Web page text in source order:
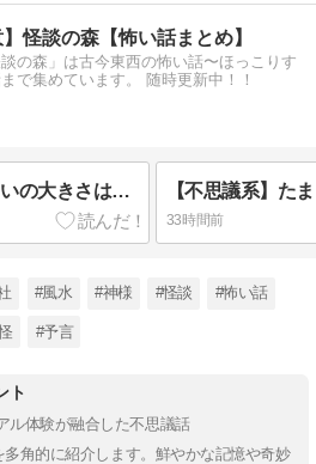
】怪談の森【怖い話まとめ】
の森」は古今東西の怖い話〜ほっこりす
で集めています。 随時更新中！！
【虫／昆虫系】子犬くらいの大きさはある巨大な蝗が飛んでいた。しかも、体の色は燃えるように赤い色だった
33時間前
#風水 #神様 #怪談 #怖い話
#予言
ト
ル体験が融合した不思議話
角的に紹介します。鮮やかな記憶や奇妙